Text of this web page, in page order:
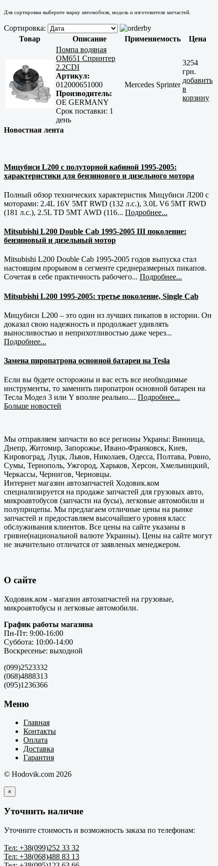
Для сортировки выберите марку автомобиля, модель и изготовителя запчастей.
Сортировка:
Товар
Описание Применяемость
Цена
Помпа водяная
OM651 Спринтер
2.2CDI
Артикул:
012000651000
Производитель:
OE GERMANY
Срок поставки: 1
день
Mercedes Sprinter
3254
грн.
добавить
в
корзину
Новостная лента
Мицубиси L200 с полуторной кабиной 1995-2005:
характеристики для бензинового и дизельного мотора
Полный обзор технических характеристик Мицубиси Л200 с
моторами: 2.4L 16V 5MT RWD (132 л.с.), 3.0L V6 5MT RWD
(181 л.с.), 2.5L TD 5MT AWD (116... Подробнее...
Mitsubishi L200 Double Cab 1995-2005 III поколение:
бензиновый и дизельный мотор
Mitsubishi L200 Double Cab 1995-2005 годов выпуска стал
настоящим прорывом в сегменте среднеразмерных пикапов.
Сочетая в себе практичность рабочего... Подробнее...
Mitsubishi L200 1995-2005: третье поколение, Single Cab
Мицубиси L200 – это один из лучших пикапов в истории. Он
доказал свою надежность и продолжает удивлять
выносливостью и неприхотливостью даже через...
Подробнее...
Замена пиропатрона основной батареи на Tesla
Если вы будете осторожны и вас есть все необходимые
инструменты, то заменить пиропатрон основной батареи на
Тесла Модел 3 или Y вполне реально.... Подробнее...
Больше новостей
Мы отправляем запчасти во все регионы Украны: Винница,
Днепр, Житомир, Запорожье, Ивано-Франковск, Киев,
Кировоград, Луцк, Львов, Николаев, Одесса, Полтава, Ровно,
Сумы, Тернополь, Ужгород, Харьков, Херсон, Хмельницкий,
Черкассы, Чернигов, Черновцы.
Интернет магазин автозапчастей Ходовик.ком
специализируется на продаже запчастей для грузовых авто,
микроавтобусов (запчасти на бусы), легковые автомобили и
полуприцепы. Мы предлагаем отличные цены на рынке
запчастей и предоставляем высочайшего уровня класс
обслуживания клиентов. Все цены на сайте указаны в
гривне(национальной валюте Украины). Цены на сайте могут
не значительно отличатся от заявленых менеджером.
О сайте
Ходовик.ком - магазин автозапчастей на грузовые,
микроавтобусы и легковые автомобили.
График работы магазина
Пн-Пт: 9:00-16:00
Суббота: 10:00-14:00
Воскресенье: выходной
(099)2523332
(068)4888313
(095)1236366
Меню
Главная
Контакты
Оплата
Доставка
Гарантия
© Hodovik.com 2026
×
Уточнить наличие
Уточните стоимость и возможность заказа по телефонам:
Тел: +38(099)252 33 32
Тел: +38(068)488 83 13